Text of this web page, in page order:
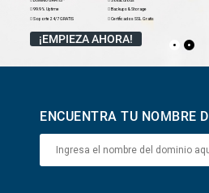
¡EMPIEZA AHORA!
ENCUENTRA TU NOMBRE